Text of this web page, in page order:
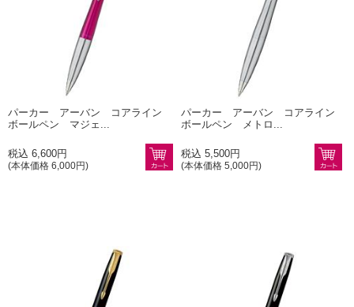
パーカー アーバン コアライン
ボールペン マジェ...
税込 6,600円
(本体価格 6,000円)
パーカー アーバン コアライン
ボールペン メトロ...
税込 5,500円
(本体価格 5,000円)